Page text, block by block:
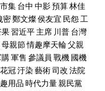
集台中 中影預算林佳
密鄭文燦侯友宜 民怨工
習近平主席 川普台灣
母親節情趣摩天輪父親
軍售 參議員 戰機國機
冠汙染藝術司改法院
用品 時代力量親民黨